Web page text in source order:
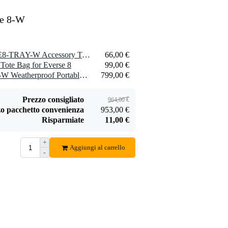
8-W
1 x Electro-Voice EVERSE8-TRAY-W Accessory Tray for Everse 8 (White)
66,00 €
Bag for Everse 8
99,00 €
1 x Electro-Voice Everse 8-W Weatherproof Portable Battery-Powered Speaker (White)
799,00 €
Prezzo consigliato 964,00 €
pacchetto convenienza
953,00 €
Risparmiate
11,00 €
+
-
Aggiungi al carrello